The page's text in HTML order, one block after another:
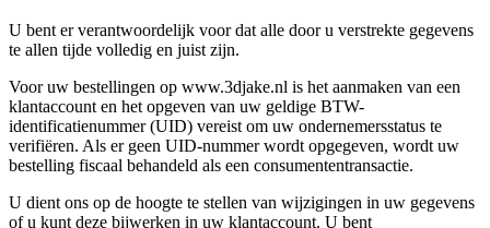
U bent er verantwoordelijk voor dat alle door u verstrekte gegevens
te allen tijde volledig en juist zijn.
Voor uw bestellingen op www.3djake.nl is het aanmaken van een
klantaccount en het opgeven van uw geldige BTW-
identificatienummer (UID) vereist om uw ondernemersstatus te
verifiëren. Als er geen UID-nummer wordt opgegeven, wordt uw
bestelling fiscaal behandeld als een consumententransactie.
U dient ons op de hoogte te stellen van wijzigingen in uw gegevens
of u kunt deze bijwerken in uw klantaccount. U bent